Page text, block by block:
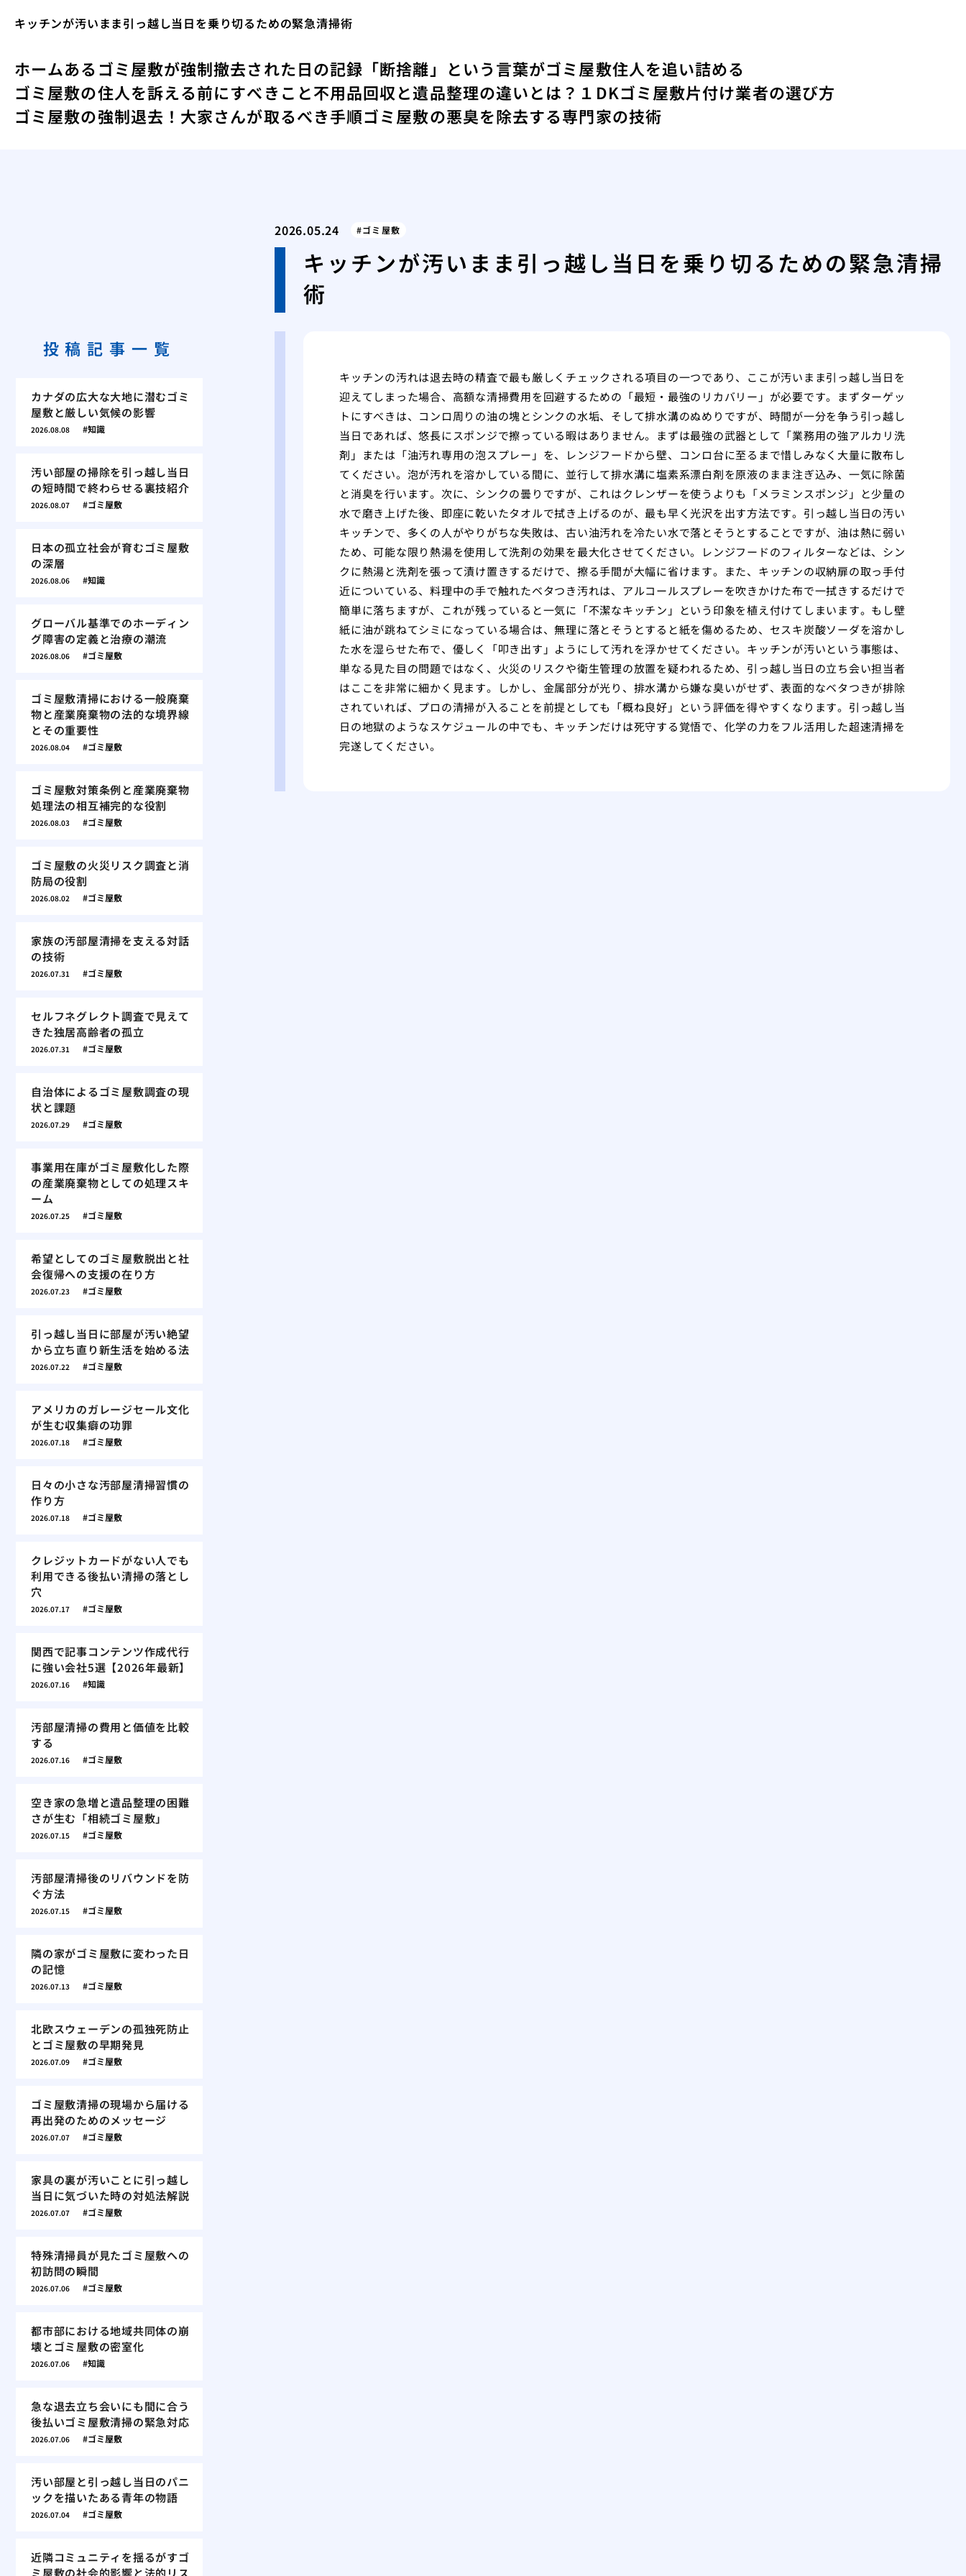
キッチンが汚いまま引っ越し当日を乗り切るための緊急清掃術
ホームあるゴミ屋敷が強制撤去された日の記録 「断捨離」という言葉がゴミ屋敷住人を追い詰める
ゴミ屋敷の住人を訴える前にすべきこと不用品回収と遺品整理の違いとは？ １DKゴミ屋敷片付け業者の選び方
ゴミ屋敷の強制退去！大家さんが取るべき手順ゴミ屋敷の悪臭を除去する専門家の技術
2026.05.24 ゴミ屋敷
キッチンが汚いまま引っ越し当日を乗り切るための緊急清掃
術
キッチンの汚れは退去時の精査で最も厳しくチェックされる項目の一つであり、ここが汚いまま引っ越し当日を
迎えてしまった場合、高額な清掃費用を回避するための「最短・最強のリカバリー」が必要です。まずターゲッ
トにすべきは、コンロ周りの油の塊とシンクの水垢、そして排水溝のぬめりですが、時間が一分を争う引っ越し
当日であれば、悠長にスポンジで擦っている暇はありません。まずは最強の武器として「業務用の強アルカリ洗
剤」または「油汚れ専用の泡スプレー」を、レンジフードから壁、コンロ台に至るまで惜しみなく大量に散布し
てください。泡が汚れを溶かしている間に、並行して排水溝に塩素系漂白剤を原液のまま注ぎ込み、一気に除菌
と消臭を行います。次に、シンクの曇りですが、これはクレンザーを使うよりも「メラミンスポンジ」と少量の
水で磨き上げた後、即座に乾いたタオルで拭き上げるのが、最も早く光沢を出す方法です。引っ越し当日の汚い
キッチンで、多くの人がやりがちな失敗は、古い油汚れを冷たい水で落とそうとすることですが、油は熱に弱い
ため、可能な限り熱湯を使用して洗剤の効果を最大化させてください。レンジフードのフィルターなどは、シン
クに熱湯と洗剤を張って漬け置きするだけで、擦る手間が大幅に省けます。また、キッチンの収納扉の取っ手付
近についている、料理中の手で触れたベタつき汚れは、アルコールスプレーを吹きかけた布で一拭きするだけで
簡単に落ちますが、これが残っていると一気に「不潔なキッチン」という印象を植え付けてしまいます。もし壁
紙に油が跳ねてシミになっている場合は、無理に落とそうとすると紙を傷めるため、セスキ炭酸ソーダを溶かし
た水を湿らせた布で、優しく「叩き出す」ようにして汚れを浮かせてください。キッチンが汚いという事態は、
単なる見た目の問題ではなく、火災のリスクや衛生管理の放置を疑われるため、引っ越し当日の立ち会い担当者
はここを非常に細かく見ます。しかし、金属部分が光り、排水溝から嫌な臭いがせず、表面的なベタつきが排除
されていれば、プロの清掃が入ることを前提としても「概ね良好」という評価を得やすくなります。引っ越し当
日の地獄のようなスケジュールの中でも、キッチンだけは死守する覚悟で、化学の力をフル活用した超速清掃を
完遂してください。
投稿記事一覧
カナダの広大な大地に潜むゴミ
屋敷と厳しい気候の影響
2026.08.08 知識
汚い部屋の掃除を引っ越し当日
の短時間で終わらせる裏技紹介
2026.08.07 ゴミ屋敷
日本の孤立社会が育むゴミ屋敷
の深層
2026.08.06 知識
グローバル基準でのホーディン
グ障害の定義と治療の潮流
2026.08.06 ゴミ屋敷
ゴミ屋敷清掃における一般廃棄
物と産業廃棄物の法的な境界線
とその重要性
2026.08.04 ゴミ屋敷
ゴミ屋敷対策条例と産業廃棄物
処理法の相互補完的な役割
2026.08.03 ゴミ屋敷
ゴミ屋敷の火災リスク調査と消
防局の役割
2026.08.02 ゴミ屋敷
家族の汚部屋清掃を支える対話
の技術
2026.07.31 ゴミ屋敷
セルフネグレクト調査で見えて
きた独居高齢者の孤立
2026.07.31 ゴミ屋敷
自治体によるゴミ屋敷調査の現
状と課題
2026.07.29 ゴミ屋敷
事業用在庫がゴミ屋敷化した際
の産業廃棄物としての処理スキ
ーム
2026.07.25 ゴミ屋敷
希望としてのゴミ屋敷脱出と社
会復帰への支援の在り方
2026.07.23 ゴミ屋敷
引っ越し当日に部屋が汚い絶望
から立ち直り新生活を始める法
2026.07.22 ゴミ屋敷
アメリカのガレージセール文化
が生む収集癖の功罪
2026.07.18 ゴミ屋敷
日々の小さな汚部屋清掃習慣の
作り方
2026.07.18 ゴミ屋敷
クレジットカードがない人でも
利用できる後払い清掃の落とし
穴
2026.07.17 ゴミ屋敷
関西で記事コンテンツ作成代行
に強い会社5選【2026年最新】
2026.07.16 知識
汚部屋清掃の費用と価値を比較
する
2026.07.16 ゴミ屋敷
空き家の急増と遺品整理の困難
さが生む「相続ゴミ屋敷」
2026.07.15 ゴミ屋敷
汚部屋清掃後のリバウンドを防
ぐ方法
2026.07.15 ゴミ屋敷
隣の家がゴミ屋敷に変わった日
の記憶
2026.07.13 ゴミ屋敷
北欧スウェーデンの孤独死防止
とゴミ屋敷の早期発見
2026.07.09 ゴミ屋敷
ゴミ屋敷清掃の現場から届ける
再出発のためのメッセージ
2026.07.07 ゴミ屋敷
家具の裏が汚いことに引っ越し
当日に気づいた時の対処法解説
2026.07.07 ゴミ屋敷
特殊清掃員が見たゴミ屋敷への
初訪問の瞬間
2026.07.06 ゴミ屋敷
都市部における地域共同体の崩
壊とゴミ屋敷の密室化
2026.07.06 知識
急な退去立ち会いにも間に合う
後払いゴミ屋敷清掃の緊急対応
2026.07.06 ゴミ屋敷
汚い部屋と引っ越し当日のパニ
ックを描いたある青年の物語
2026.07.04 ゴミ屋敷
近隣コミュニティを揺るがすゴ
ミ屋敷の社会的影響と法的リス